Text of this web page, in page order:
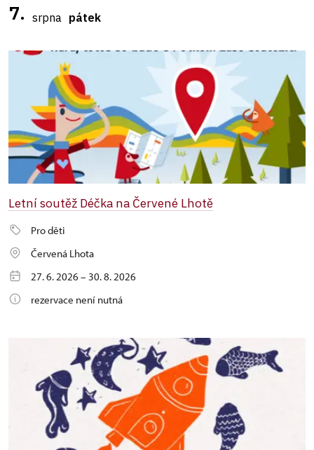
7. srpna pátek
Letní soutěž Déčka na Červené Lhotě
Pro děti
Červená Lhota
27. 6. 2026 – 30. 8. 2026
rezervace není nutná